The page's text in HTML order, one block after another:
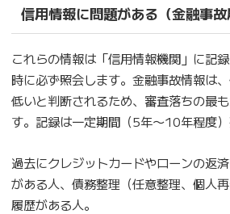
信用情報に問題がある（金融事故
これらの情報は「信用情報機関」に記
時に必ず照会します。金融事故情報は
低いと判断されるため、審査落ちの最
す。記録は一定期間（5年〜10年程度）
過去にクレジットカードやローンの返
がある人、債務整理（任意整理、個人
履歴がある人。